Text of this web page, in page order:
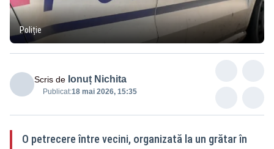
Poliție
Scris de Ionuț Nichita
Publicat:18 mai 2026, 15:35
O petrecere între vecini, organizată la un grătar în